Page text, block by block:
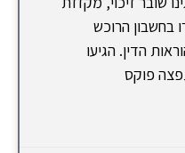
בחשבון הרוכש
הדין. הגיעו
פוקס